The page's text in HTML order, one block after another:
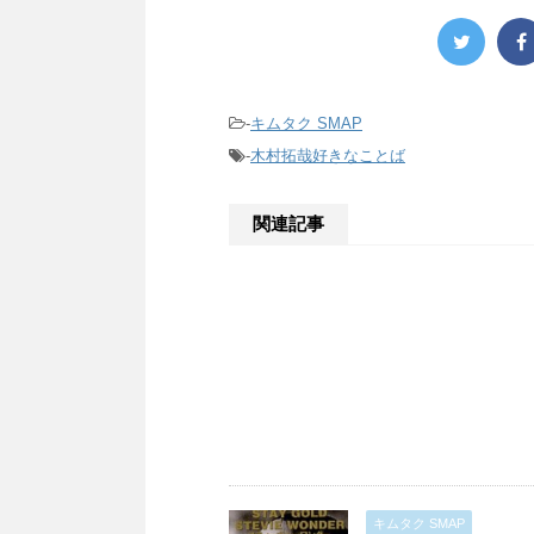
-キムタク SMAP
-木村拓哉好きなことば
関連記事
キムタク SMAP